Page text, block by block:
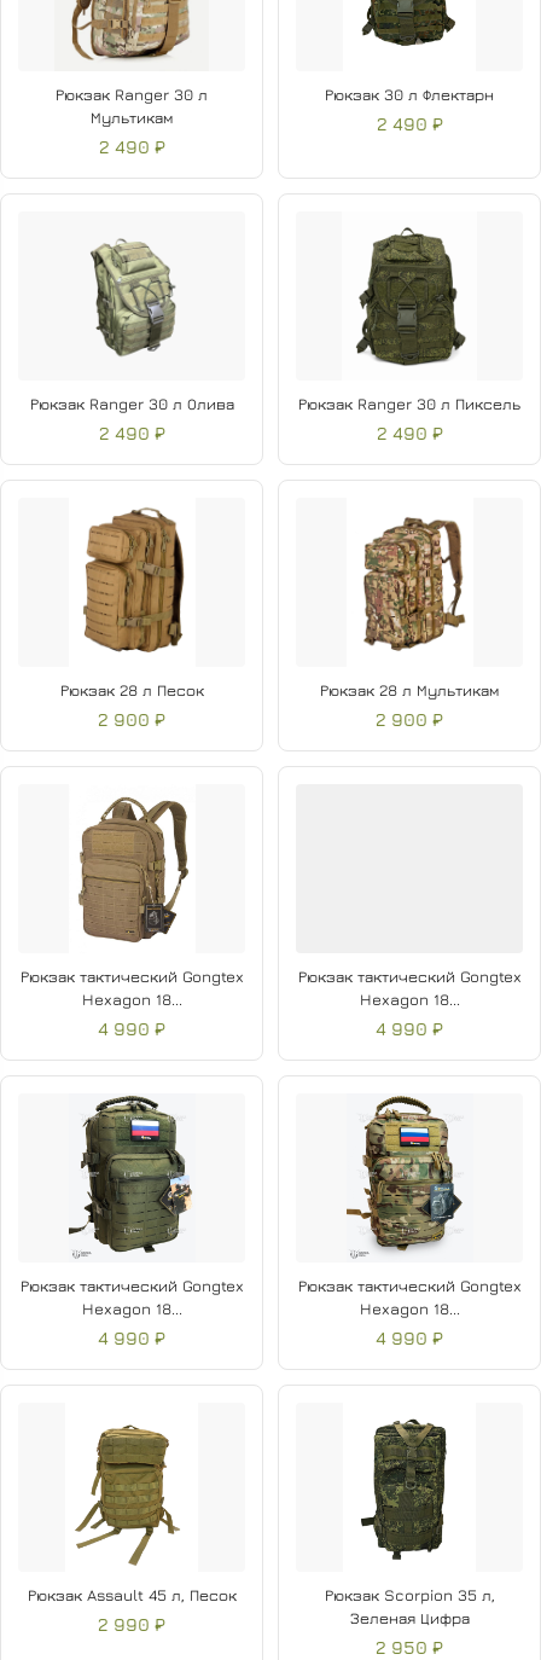
Рюкзак Ranger 30 л
Мультикам
2 490 ₽
Рюкзак 30 л Флектарн
2 490 ₽
Рюкзак Ranger 30 л Олива
2 490 ₽
Рюкзак Ranger 30 л Пиксель
2 490 ₽
Рюкзак 28 л Песок
2 900 ₽
Рюкзак 28 л Мультикам
2 900 ₽
Рюкзак тактический Gongtex
Hexagon 18...
4 990 ₽
Рюкзак тактический Gongtex
Hexagon 18...
4 990 ₽
Рюкзак тактический Gongtex
Hexagon 18...
4 990 ₽
Рюкзак тактический Gongtex
Hexagon 18...
4 990 ₽
Рюкзак Assault 45 л, Песок
2 990 ₽
Рюкзак Scorpion 35 л,
Зеленая Цифра
2 950 ₽